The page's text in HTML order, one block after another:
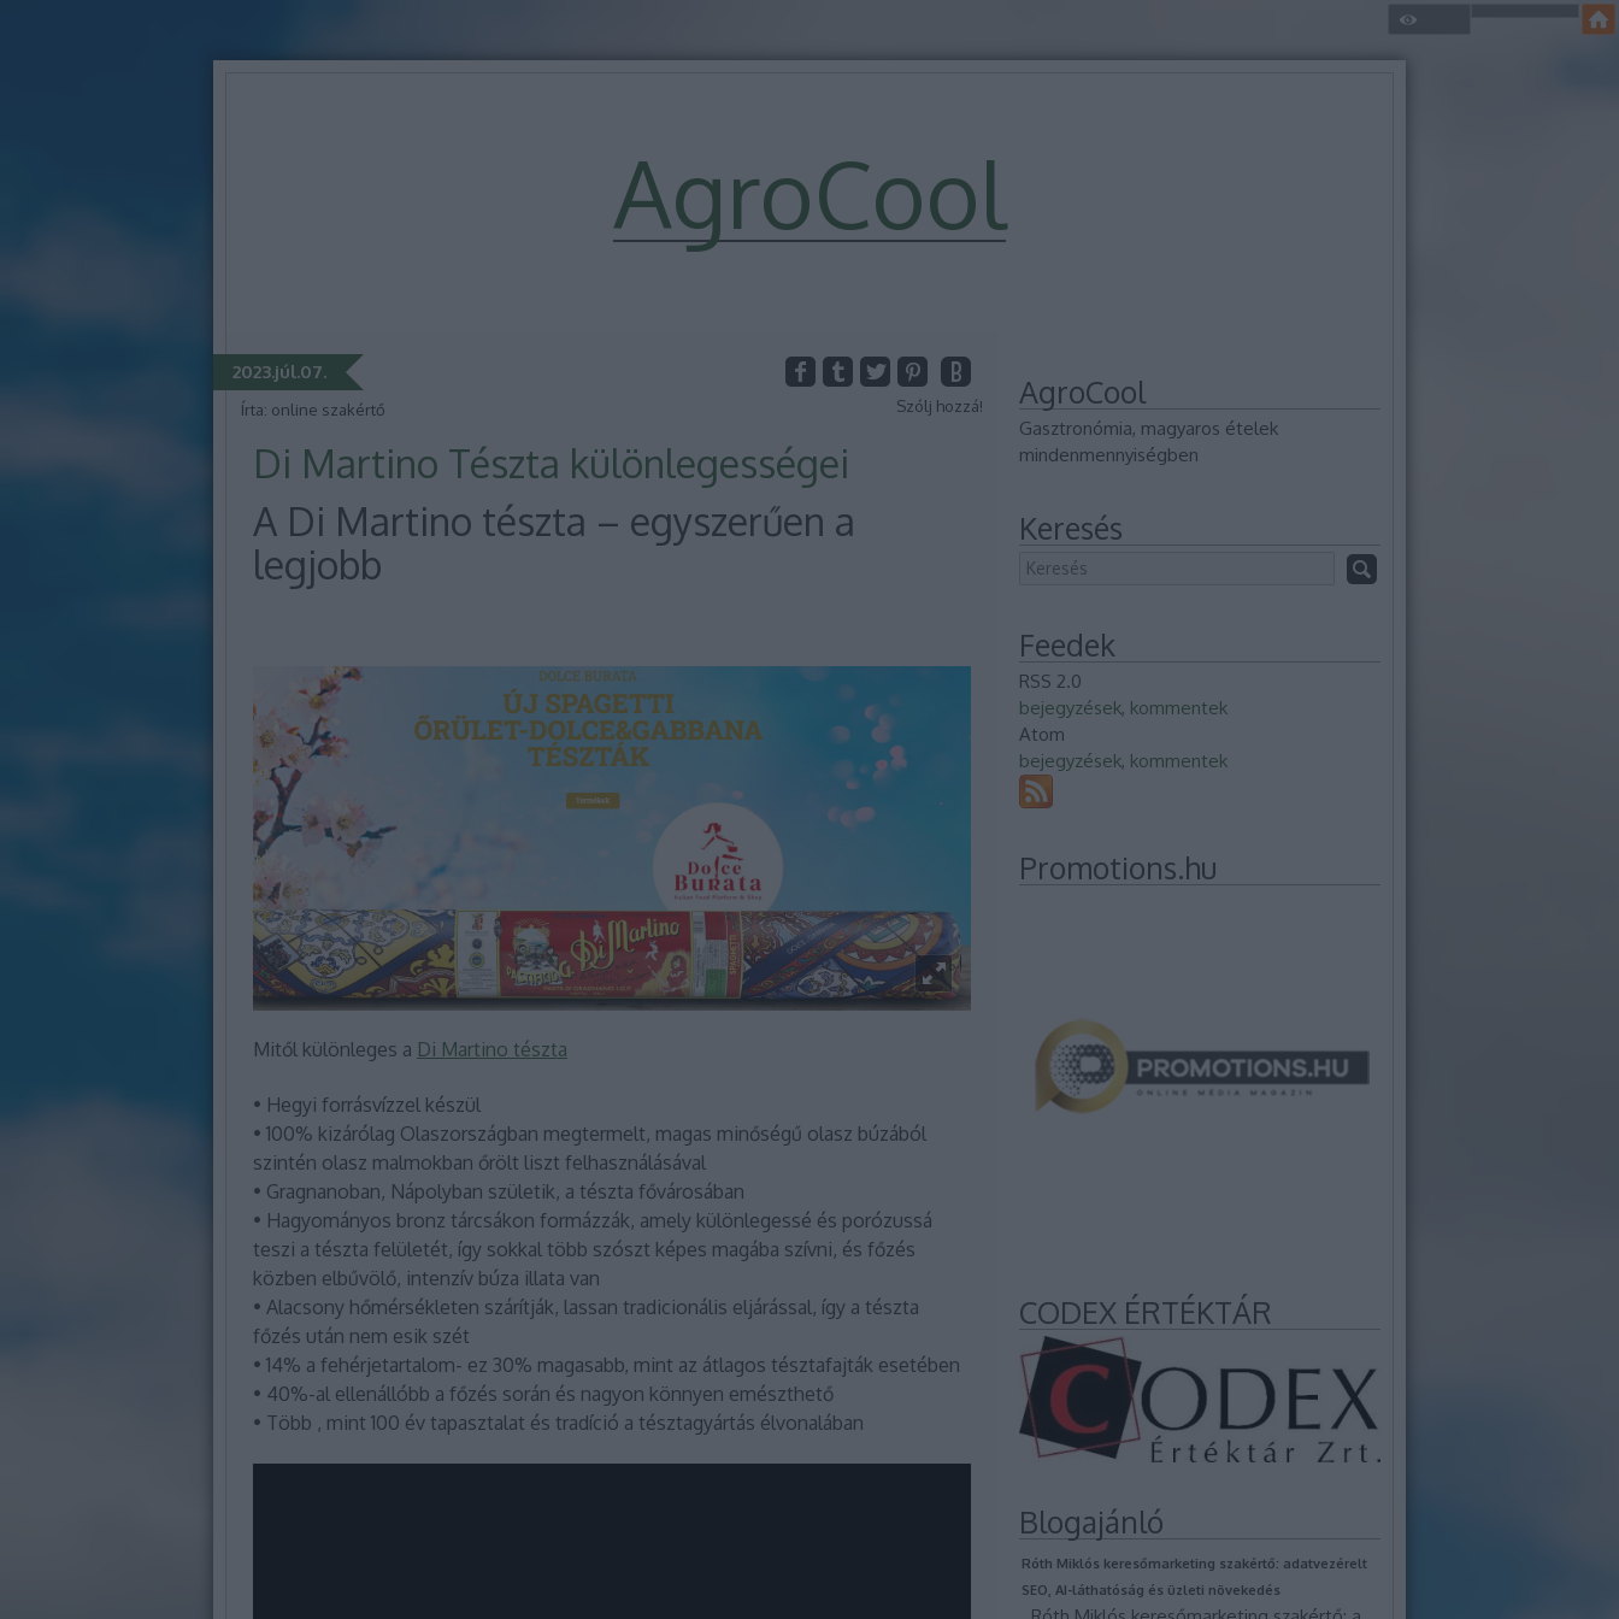
AgroCool
2023.júl.07.
Írta: online szakértő Szólj hozzá!
Di Martino Tészta különlegességei
A Di Martino tészta – egyszerűen a
legjobb
Mitől különleges a Di Martino tészta
• Hegyi forrásvízzel készül
• 100% kizárólag Olaszországban megtermelt, magas minőségű olasz búzából
szintén olasz malmokban őrölt liszt felhasználásával
• Gragnanoban, Nápolyban születik, a tészta fővárosában
• Hagyományos bronz tárcsákon formázzák, amely különlegessé és porózussá
teszi a tészta felületét, így sokkal több szószt képes magába szívni, és főzés
közben elbűvölő, intenzív búza illata van
• Alacsony hőmérsékleten szárítják, lassan tradicionális eljárással, így a tészta
főzés után nem esik szét
• 14% a fehérjetartalom- ez 30% magasabb, mint az átlagos tésztafajták esetében
• 40%-al ellenállóbb a főzés során és nagyon könnyen emészthető
• Több , mint 100 év tapasztalat és tradíció a tésztagyártás élvonalában
AgroCool
Gasztronómia, magyaros ételek
mindenmennyiségben
Keresés
Feedek
RSS 2.0
bejegyzések, kommentek
Atom
bejegyzések, kommentek
Promotions.hu
CODEX ÉRTÉKTÁR
Blogajánló
Róth Miklós keresőmarketing szakértő: adatvezérelt
SEO, AI-láthatóság és üzleti növekedés